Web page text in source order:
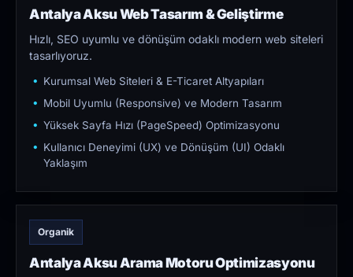
Antalya Aksu Web Tasarım & Geliştirme
Hızlı, SEO uyumlu ve dönüşüm odaklı modern web siteleri
tasarlıyoruz.
Kurumsal Web Siteleri & E-Ticaret Altyapıları
Mobil Uyumlu (Responsive) ve Modern Tasarım
Yüksek Sayfa Hızı (PageSpeed) Optimizasyonu
Kullanıcı Deneyimi (UX) ve Dönüşüm (UI) Odaklı
Yaklaşım
Organik
Antalya Aksu Arama Motoru Optimizasyonu